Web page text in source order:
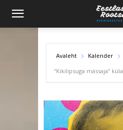
Avaleht Kalender
“Kikilipsuga mässaja”